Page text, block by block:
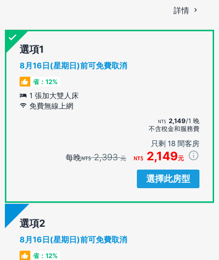
詳情
選項
8月16日(星期日)前可免費取消
省：12%
1 張加大雙人床
免費無線上網
2,149/1 晚
不含稅金和服務費
只剩 18 間客房
每晚 2,393元 2,149元
選擇此房型
選項
8月16日(星期日)前可免費取消
省：12%